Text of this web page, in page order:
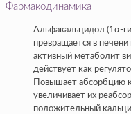
Фармакодинамика
Альфакальцидол (1α-
превращается в
активный метаболит
действует как
Повышает абсорбцию
увеличивает их
положительный